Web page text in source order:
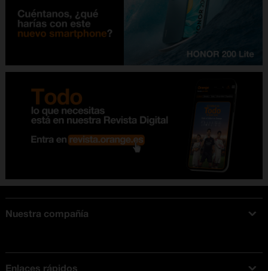
Nuestra compañía
Enlaces rápidos